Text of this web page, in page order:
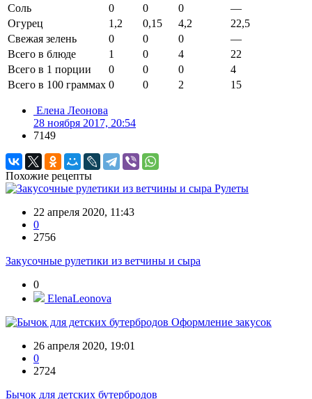
Соль
0 0 0
—
Огурец
1,2 0,15 4,2
22,5
Свежая зелень
0 0 0
—
Всего в блюде
1 0 4
22
Всего в 1 порции
0 0 0
4
Всего в 100 граммах 0 0 2 15
Елена Леонова
28 ноября 2017, 20:54
7149
Похожие рецепты
Рулеты
22 апреля 2020, 11:43
0
2756
Закусочные рулетики из ветчины и сыра
0
ElenaLeonova
Оформление закусок
26 апреля 2020, 19:01
0
2724
Бычок для детских бутербродов